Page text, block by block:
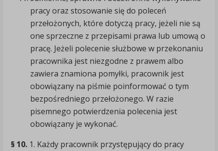
pracy oraz stosowanie się do poleceń
przełożonych, które dotyczą pracy, jeżeli nie są
one sprzeczne z przepisami prawa lub umową o
pracę. Jeżeli polecenie służbowe w przekonaniu
pracownika jest niezgodne z prawem albo
zawiera znamiona pomyłki, pracownik jest
obowiązany na piśmie poinformować o tym
bezpośredniego przełożonego. W razie
pisemnego potwierdzenia polecenia jest
obowiązany je wykonać.
§ 10. 1. Każdy pracownik przystępujący do pracy